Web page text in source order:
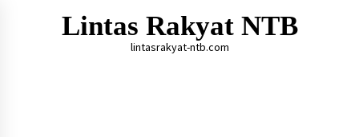
Lintas Rakyat NTB
lintasrakyat-ntb.com